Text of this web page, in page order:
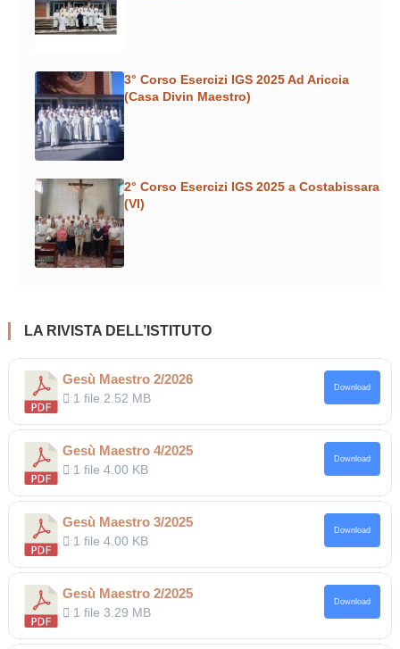
3° Corso Esercizi IGS 2025 Ad Ariccia
(Casa Divin Maestro)
2° Corso Esercizi IGS 2025 a Costabissara
(VI)
LA RIVISTA DELL’ISTITUTO
Gesù Maestro 2/2026
1 file 2.52 MB
Download
Gesù Maestro 4/2025
1 file4.00 KB
Download
Gesù Maestro 3/2025
1 file4.00 KB
Download
Gesù Maestro 2/2025
1 file3.29 MB
Download